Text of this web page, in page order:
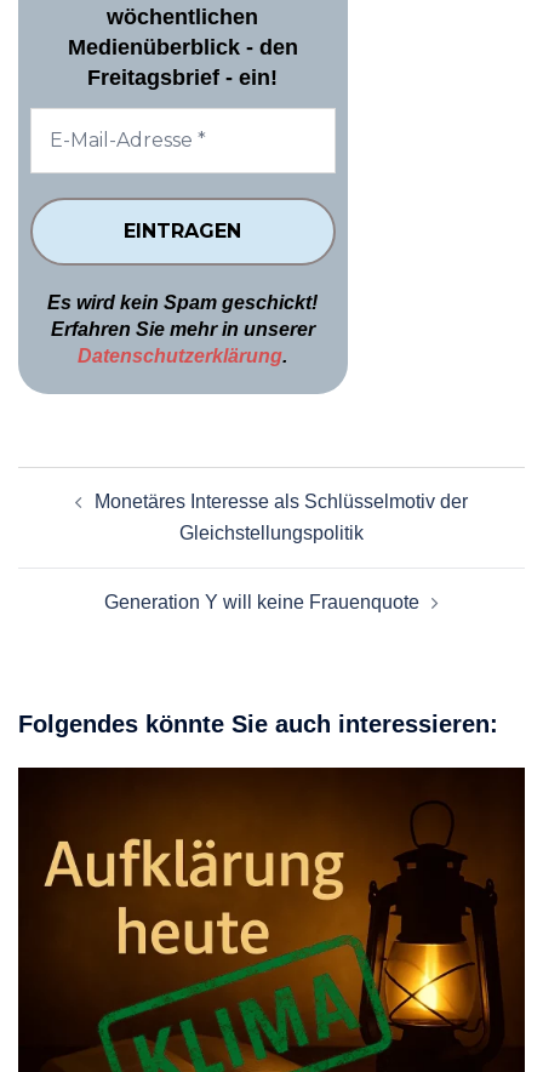
wöchentlichen
Medienüberblick - den
Freitagsbrief - ein!
Es wird kein Spam geschickt!
Erfahren Sie mehr in unserer
Datenschutzerklärung.
Monetäres Interesse als Schlüsselmotiv der
Gleichstellungspolitik
Generation Y will keine Frauenquote
Folgendes könnte Sie auch interessieren: